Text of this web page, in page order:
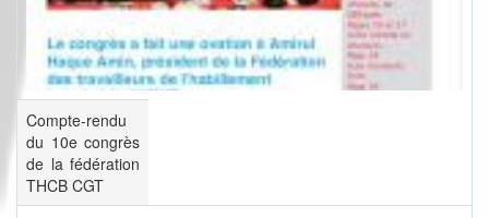
Compte-rendu
du 10e congrès
de la fédération
THCB CGT